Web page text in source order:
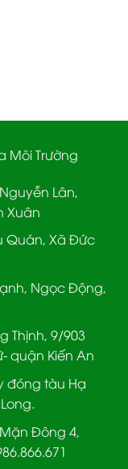
Môi Trường
Lân,
Xuân
Quán, Xã Đức
Ngọc Động,
Thịnh, 9/903
quận Kiến An
đóng tàu Hạ
Đông 4,